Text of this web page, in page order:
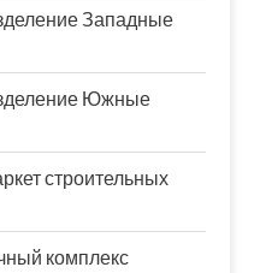
Западные
Южные
строительных
комплекс